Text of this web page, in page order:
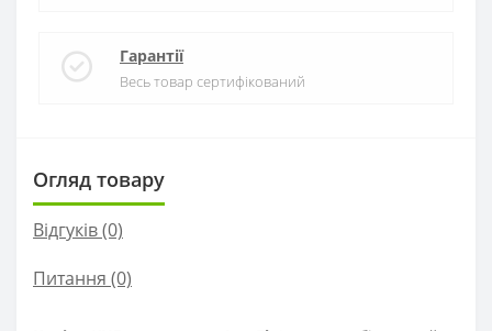
Гарантії
Весь товар сертифікований
Огляд товару
Відгуків (0)
Питання (0)